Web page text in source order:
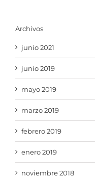
Archivos
junio 2021
junio 2019
mayo 2019
marzo 2019
febrero 2019
enero 2019
noviembre 2018